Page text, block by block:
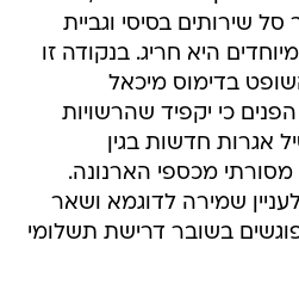
שירותים בסיסי וגביית
היא חריג. בנקודה זו
בדימוס מיכאל
כי יקפיד שהרשויות
אגרות חדשות בגין
מסורתי מכספי הארנונה.
שמירה לדוגמא ושאר
בשובר דרישת תשלומי